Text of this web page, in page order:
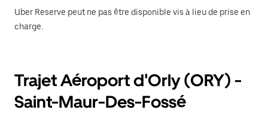
Uber Reserve peut ne pas être disponible vis à lieu de prise en
charge.
Trajet Aéroport d'Orly (ORY) -
Saint-Maur-Des-Fossé